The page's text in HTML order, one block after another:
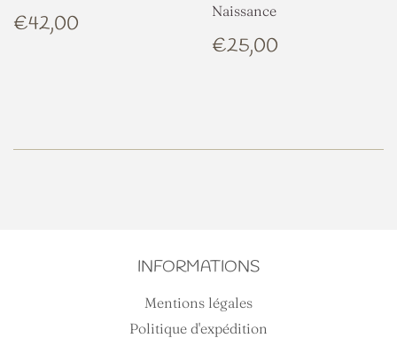
PRIX
RÉGULIER
€42,00
Naissance
PRIX
RÉGULIER
€25,00
INFORMATIONS
Mentions légales
Politique d'expédition